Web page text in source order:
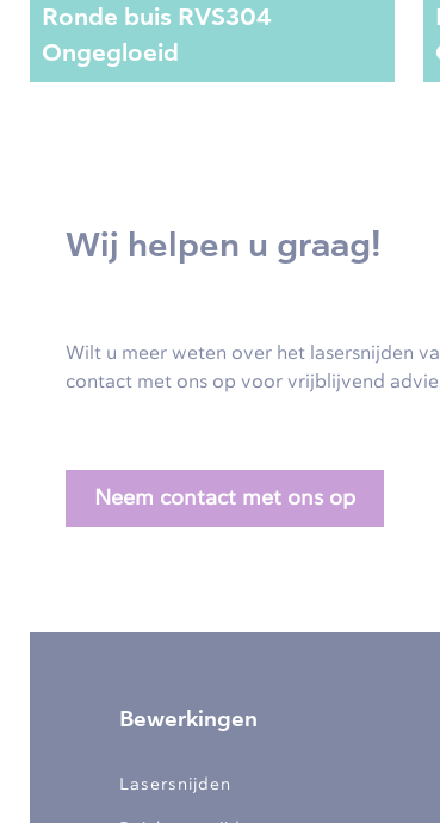
Ronde buis RVS304
Ongegloeid
Wij helpen u graag!
Wilt u meer weten over het lasersnijden
contact met ons op voor vrijblijvend
Neem contact met ons op
Bewerkingen
Lasersnijden